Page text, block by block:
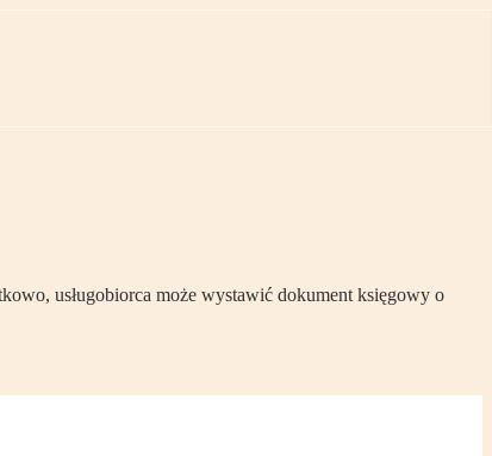
usługobiorca może wystawić dokument księgowy o